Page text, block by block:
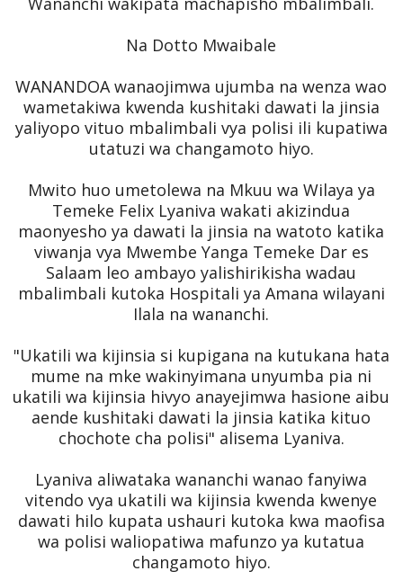
Na Dotto Mwaibale
WANANDOA wanaojimwa ujumba na wenza wao
wametakiwa kwenda kushitaki dawati la jinsia
yaliyopo vituo mbalimbali vya polisi ili kupatiwa
utatuzi wa changamoto hiyo.
Mwito huo umetolewa na Mkuu wa Wilaya ya
Temeke Felix Lyaniva wakati akizindua
maonyesho ya dawati la jinsia na watoto katika
viwanja vya Mwembe Yanga Temeke Dar es
Salaam leo ambayo yalishirikisha wadau
mbalimbali kutoka Hospitali ya Amana wilayani
Ilala na wananchi.
"Ukatili wa kijinsia si kupigana na kutukana hata
mume na mke wakinyimana unyumba pia ni
ukatili wa kijinsia hivyo anayejimwa hasione aibu
aende kushitaki dawati la jinsia katika kituo
chochote cha polisi" alisema Lyaniva.
Lyaniva aliwataka wananchi wanao fanyiwa
vitendo vya ukatili wa kijinsia kwenda kwenye
dawati hilo kupata ushauri kutoka kwa maofisa
wa polisi waliopatiwa mafunzo ya kutatua
changamoto hiyo.